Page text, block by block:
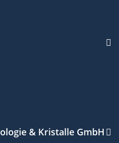
& Kristalle GmbH